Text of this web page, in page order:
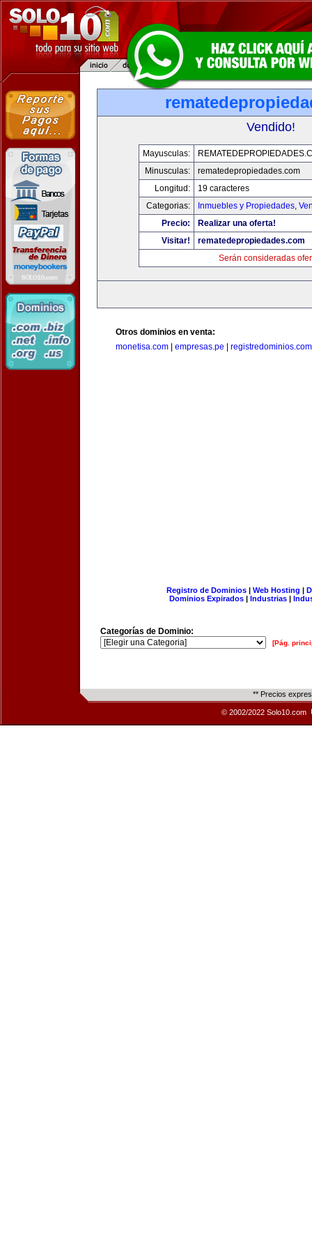
Vendido!
Mayusculas:
Minusculas:
rematedepropiedades.com
Longitud:
19 caracteres
Categorias:
Inmuebles y Propiedades,
Precio:
Realizar una oferta!
Visitar!
rematedepropiedades.com
Serán consideradas
Otros dominios en venta:
monetisa.com
empresas.pe registredominios.com
Registro de Dominios| Web Hosting |
Dominios Expirados | Industrias |
Categorías de Dominio:
[Pág.
** Precios
© 2002/2022 Solo10.com